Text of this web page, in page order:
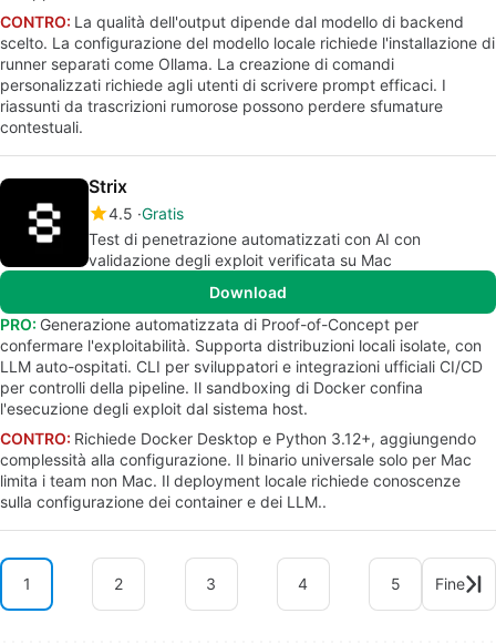
CONTRO: La qualità dell'output dipende dal modello di backend
scelto. La configurazione del modello locale richiede l'installazione di
runner separati come Ollama. La creazione di comandi
personalizzati richiede agli utenti di scrivere prompt efficaci. I
riassunti da trascrizioni rumorose possono perdere sfumature
contestuali.
Strix
4.5 Gratis
Test di penetrazione automatizzati con AI con
validazione degli exploit verificata su Mac
Download
PRO: Generazione automatizzata di Proof-of-Concept per
confermare l'exploitabilità. Supporta distribuzioni locali isolate, con
LLM auto-ospitati. CLI per sviluppatori e integrazioni ufficiali CI/CD
per controlli della pipeline. Il sandboxing di Docker confina
l'esecuzione degli exploit dal sistema host.
CONTRO: Richiede Docker Desktop e Python 3.12+, aggiungendo
complessità alla configurazione. Il binario universale solo per Mac
limita i team non Mac. Il deployment locale richiede conoscenze
sulla configurazione dei container e dei LLM..
1 2 3 4 5 Fine